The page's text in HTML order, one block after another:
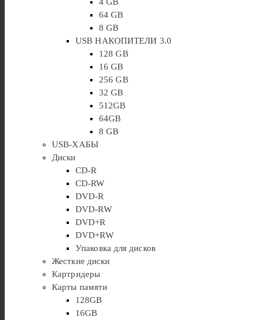
64 GB
8 GB
USB НАКОПИТЕЛИ 3.0
128 GB
16 GB
256 GB
32 GB
512GB
64GB
8 GB
USB-ХАБЫ
Диски
CD-R
CD-RW
DVD-R
DVD-RW
DVD+R
DVD+RW
Упаковка для дисков
Жесткие диски
Картридеры
Карты памяти
128GB
16GB